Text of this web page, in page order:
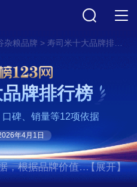
杂粮品牌 > 寿司米十大品牌排行榜
牌排行榜
碑、销量等12项依据
年4月1日
，根据品牌价值、
寿司米十大品牌
【展开】